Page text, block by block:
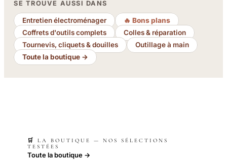
SE TROUVE AUSSI DANS
Entretien électroménager
🔥 Bons plans
Coffrets d'outils complets
Colles & réparation
Tournevis, cliquets & douilles
Outillage à main
Toute la boutique →
🛒 LA BOUTIQUE — NOS SÉLECTIONS
TESTÉES
Toute la boutique →